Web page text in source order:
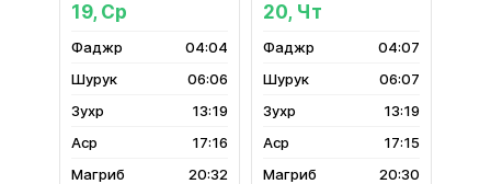
19, Ср
04:04
06:06
13:19
17:16
20:32
20, Чт
04:07
06:07
13:19
17:15
20:30